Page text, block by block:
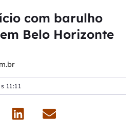
com barulho
Belo Horizonte
11:11